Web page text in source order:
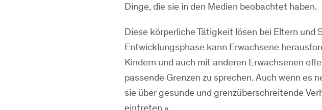
Dinge, die sie in den Medien beobachtet haben.
Diese körperliche Tätigkeit lösen bei Eltern
Entwicklungsphase kann Erwachsene
Kindern und auch mit anderen Erwachsenen
passende Grenzen zu sprechen. Auch wenn es
sie über gesunde und grenzüberschreitende